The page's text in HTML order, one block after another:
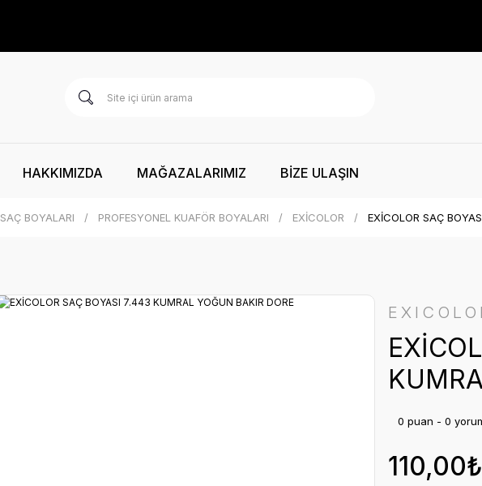
HAKKIMIZDA MAĞAZALARIMIZ BİZE ULAŞIN
SAÇ BOYALARI PROFESYONEL KUAFÖR BOYALARI EXİCOLOR EXİCOLOR SAÇ
0 puan - 0
110,00₺